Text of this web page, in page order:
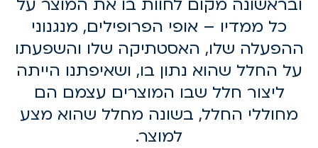
ובראשונה מקום לחוות בו את המוצר על
כל ממדיו – אופי הפרופילים, מנגנוני
ההפעלה שלו, האסטתיקה שלו והשפעתו
על החלל שהוא נתון בו, ושאיפתנו הייתה
ליצור חלל שבו המוצרים עצמם הם
מחוללי החלל, בשונה מחלל שהוא מצע
למוצר.